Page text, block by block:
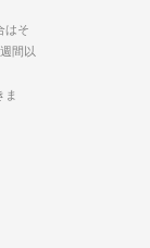
はそ
間以
ま